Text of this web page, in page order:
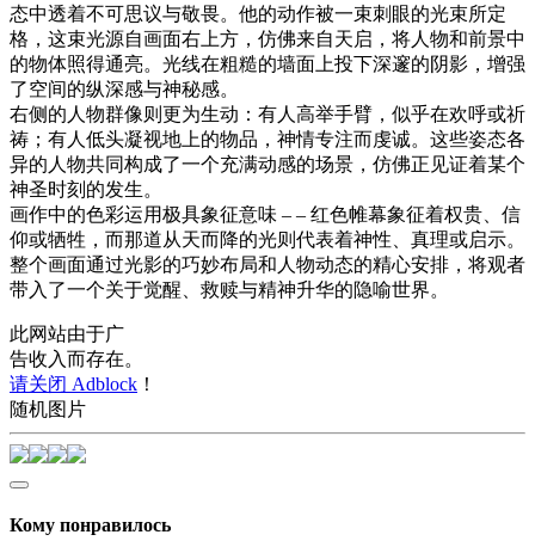
态中透着不可思议与敬畏。他的动作被一束刺眼的光束所定
格，这束光源自画面右上方，仿佛来自天启，将人物和前景中
的物体照得通亮。光线在粗糙的墙面上投下深邃的阴影，增强
了空间的纵深感与神秘感。
右侧的人物群像则更为生动：有人高举手臂，似乎在欢呼或祈
祷；有人低头凝视地上的物品，神情专注而虔诚。这些姿态各
异的人物共同构成了一个充满动感的场景，仿佛正见证着某个
神圣时刻的发生。
画作中的色彩运用极具象征意味 – – 红色帷幕象征着权贵、信
仰或牺牲，而那道从天而降的光则代表着神性、真理或启示。
整个画面通过光影的巧妙布局和人物动态的精心安排，将观者
带入了一个关于觉醒、救赎与精神升华的隐喻世界。
此网站由于广
告收入而存在。
请关闭 Adblock ！
随机图片
Кому понравилось